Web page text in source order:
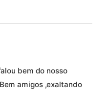
bem do nosso
amigos ,exaltando